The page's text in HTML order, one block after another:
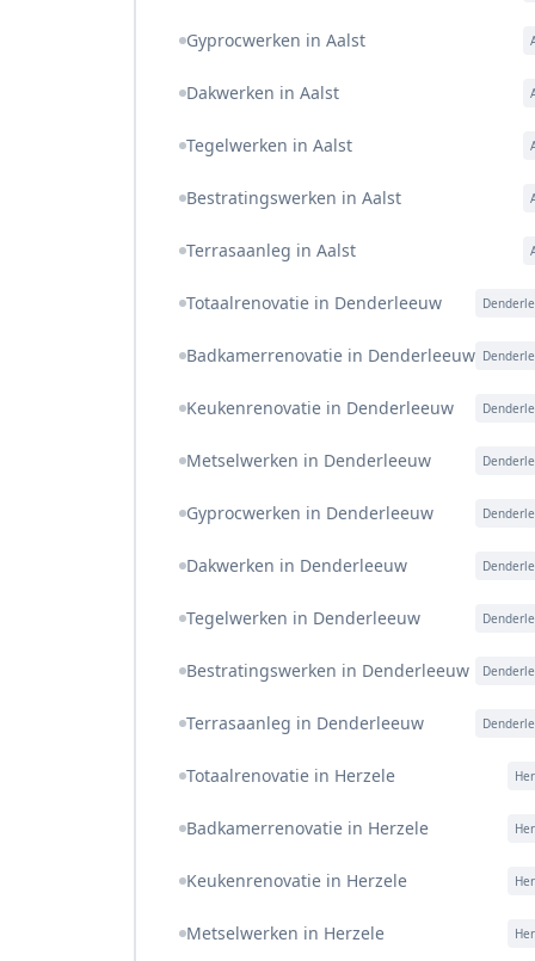
Gyprocwerken in Aalst
Dakwerken in Aalst
Tegelwerken in Aalst
Bestratingswerken in Aalst
Terrasaanleg in Aalst
Totaalrenovatie in Denderleeuw
Badkamerrenovatie in Denderleeuw
Keukenrenovatie in Denderleeuw
Metselwerken in Denderleeuw
Gyprocwerken in Denderleeuw
Dakwerken in Denderleeuw
Tegelwerken in Denderleeuw
Bestratingswerken in Denderleeuw
Terrasaanleg in Denderleeuw
Totaalrenovatie in Herzele
Badkamerrenovatie in Herzele
Keukenrenovatie in Herzele
Metselwerken in Herzele